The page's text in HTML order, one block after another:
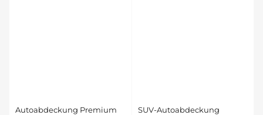
Autoabdeckung Premium
SUV-Autoabdeckung